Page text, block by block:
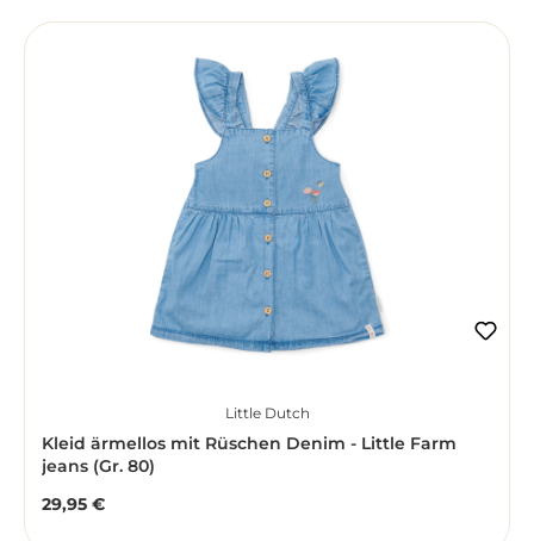
Little Dutch
Kleid ärmellos mit Rüschen Denim - Little Farm
jeans (Gr. 80)
Regulärer Preis:
29,95 €